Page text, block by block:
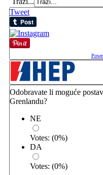
Tweet
Odobravate li moguće
Grenlandu?
NE
Votes: (0%)
DA
Votes: (0%)